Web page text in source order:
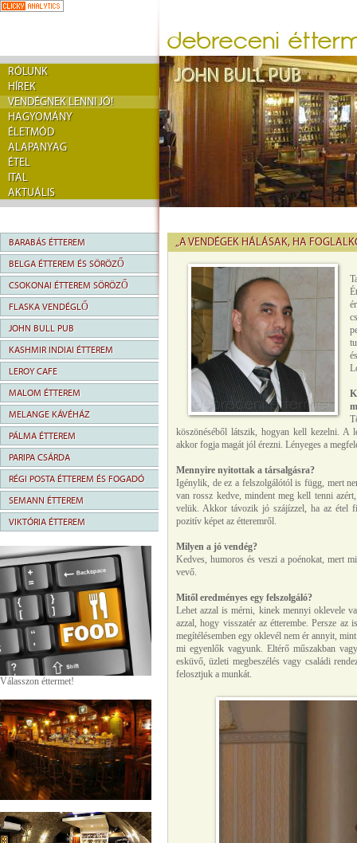
RÓLUNK
HÍREK
VENDÉGNEK LENNI JÓ!
HAGYOMÁNY
ÉLETMÓD
ALAPANYAG
ÉTEL
ITAL
AKTUÁLIS
BARABÁS ÉTTEREM
BELGA ÉTTEREM ÉS SÖRÖZŐ
CSOKONAI ÉTTEREM SÖRÖZŐ
FLASKA VENDÉGLŐ
JOHN BULL PUB
KASHMIR INDIAI ÉTTEREM
LEROY CAFE
MALOM ÉTTEREM
MELANGE KÁVÉHÁZ
PÁLMA ÉTTEREM
PARIPA CSÁRDA
RÉGI POSTA ÉTTEREM ÉS FOGADÓ
SEMANN ÉTTEREM
VIKTÓRIA ÉTTEREM
Válasszon éttermet!
„A VENDÉGEK HÁLÁSAK, HA
köszönéséből látszik, hogyan kell kezelni. A
akkor fogja magát jól érezni. Lényeges a
Mennyire nyitottak a társalgásra?
Igénylik, de ez a felszolgálótól is függ, mert
van rossz kedve, mindent meg kell tenni
velük. Akkor távozik jó szájízzel, ha az étel
pozitív képet az étteremről.
Milyen a jó vendég?
Kedves, humoros és veszi a poénokat, mert
vevő.
Mitől eredményes egy felszolgáló?
Lehet azzal is mérni, kinek mennyi oklevele
azzal, hogy visszatér az étterembe. Persze
megítélésemben egy oklevél nem ér annyit,
mi egyenlők vagyunk. Eltérő műszakban
esküvő, üzleti megbeszélés vagy családi
felosztjuk a munkát.